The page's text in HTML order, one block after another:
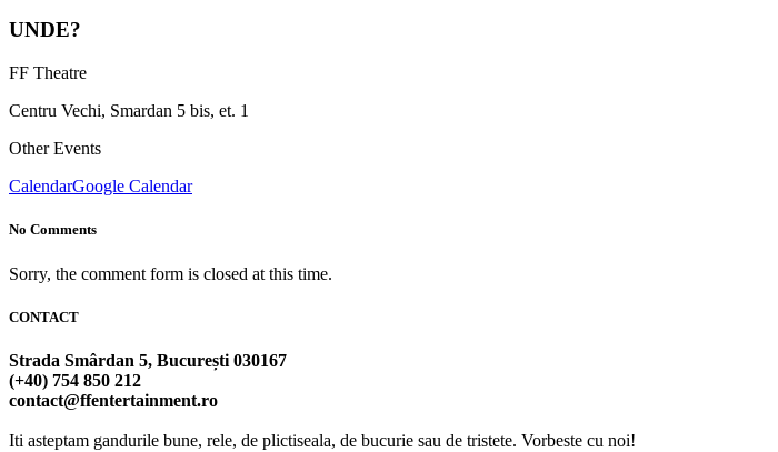
UNDE?
FF Theatre
Centru Vechi, Smardan 5 bis, et. 1
Other Events
CalendarGoogle Calendar
No Comments
Sorry, the comment form is closed at this time.
CONTACT
Strada Smârdan 5, București 030167
(+40) 754 850 212
contact@ffentertainment.ro
Iti asteptam gandurile bune, rele, de plictiseala, de bucurie sau de tristete. Vorbeste cu noi!